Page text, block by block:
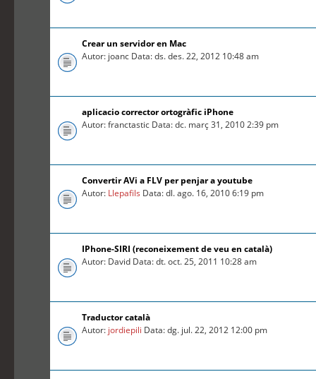
Crear un servidor en Mac
Autor: joanc Data: ds. des. 22, 2012 10:48 am
aplicacio corrector ortogràfic iPhone
Autor: franctastic Data: dc. març 31, 2010 2:39 pm
Convertir AVi a FLV per penjar a youtube
Autor: Llepafils Data: dl. ago. 16, 2010 6:19 pm
IPhone-SIRI (reconeixement de veu en català)
Autor: David Data: dt. oct. 25, 2011 10:28 am
Traductor català
Autor: jordiepili Data: dg. jul. 22, 2012 12:00 pm